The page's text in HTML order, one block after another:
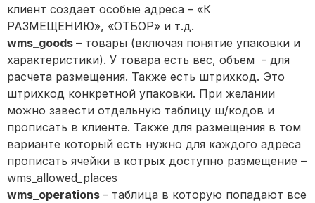
клиент создает особые адреса – «К
РАЗМЕЩЕНИЮ», «ОТБОР» и т.д.
wms_goods – товары (включая понятие упаковки и
характеристики). У товара есть вес, объем - для
расчета размещения. Также есть штрихкод. Это
штрихкод конкретной упаковки. При желании
можно завести отдельную таблицу ш/кодов и
прописать в клиенте. Также для размещения в том
варианте который есть нужно для каждого адреса
прописать ячейки в котрых доступно размещение –
wms_allowed_places
wms_operations – таблица в которую попадают все